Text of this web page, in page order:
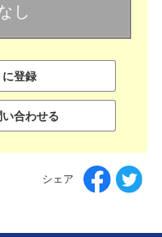
し
登録
合わせる
シェア